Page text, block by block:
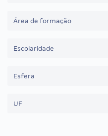
Área de formação
Escolaridade
Esfera
UF